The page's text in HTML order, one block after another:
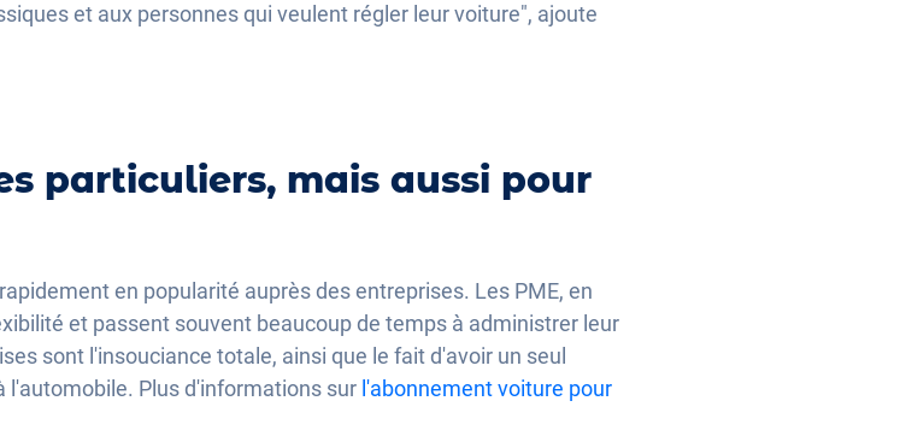
et aux personnes qui veulent régler leur voiture", ajoute
particuliers, mais aussi pour
en popularité auprès des entreprises. Les PME, en
et passent souvent beaucoup de temps à administrer leur
sont l'insouciance totale, ainsi que le fait d'avoir un seul
l'automobile. Plus d'informations sur l'abonnement voiture pour